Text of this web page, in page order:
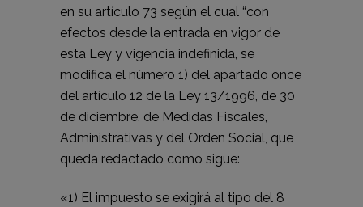
en su artículo 73 según el cual “con
efectos desde la entrada en vigor de
esta Ley y vigencia indefinida, se
modifica el número 1) del apartado once
del artículo 12 de la Ley 13/1996, de 30
de diciembre, de Medidas Fiscales,
Administrativas y del Orden Social, que
queda redactado como sigue:
«1) El impuesto se exigirá al tipo del 8